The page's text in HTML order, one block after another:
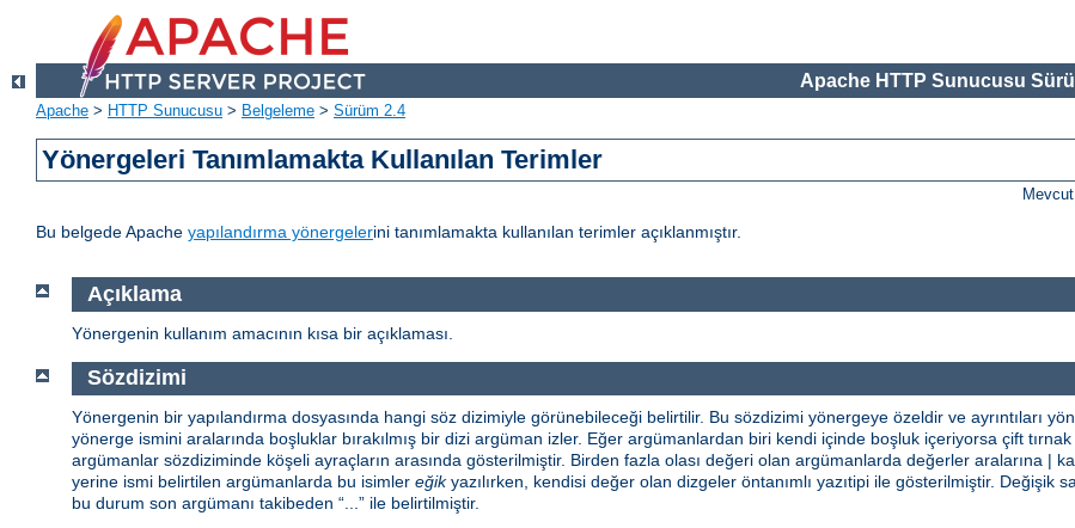
Apache HTTP Sunucusu
Apache > HTTP Sunucusu > Belgeleme > Sürüm 2.4
Yönergeleri Tanımlamakta Kullanılan Terimler
Bu belgede Apache yapılandırma yönergelerini tanımlamakta kullanılan terimler açıklanmıştır.
Açıklama
Yönergenin kullanım amacının kısa bir açıklaması.
Sözdizimi
Yönergenin bir yapılandırma dosyasında hangi söz dizimiyle görünebileceği belirtilir. Bu sözdizimi yönergeye özeldir ve ayrıntıları
yönerge ismini aralarında boşluklar bırakılmış bir dizi argüman izler. Eğer argümanlardan biri kendi içinde boşluk içeriyorsa çift tırnak
argümanlar sözdiziminde köşeli ayraçların arasında gösterilmiştir. Birden fazla olası değeri olan argümanlarda değerler aralarına |
yerine ismi belirtilen argümanlarda bu isimler eğikyazılırken, kendisi değer olan dizgeler öntanımlı yazıtipi ile gösterilmiştir. Değişik
bu durum son argümanı takibeden “...” ile belirtilmiştir.